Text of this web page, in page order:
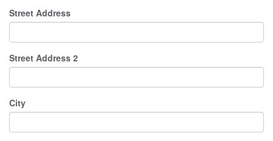
Street Address
Street Address 2
City